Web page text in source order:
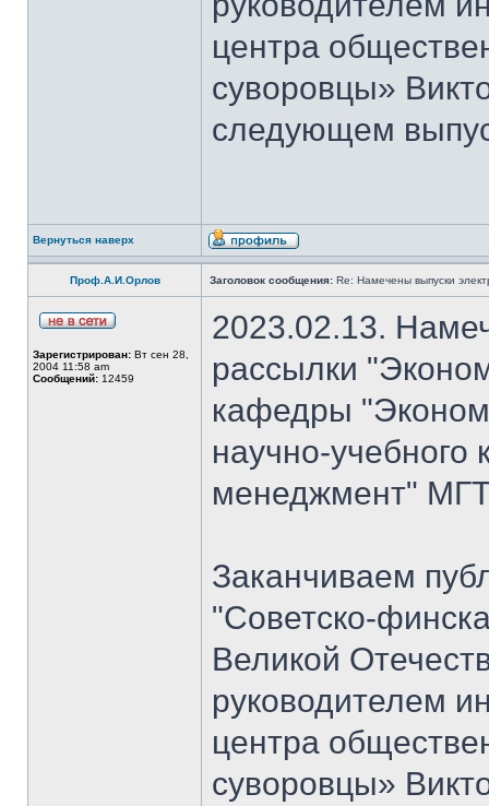
центра
суворовцы»
следующем
Вернуться наверх
Проф.А.И.Орлов Заголовок сообщения: Re: Намечены выпуски
Зарегистрирован: Вт сен 28,
2004 11:58 am
Сообщений: 12459
2023.02.13.
рассылки
кафедры
научно-
менеджмент"
Заканчиваем
"Советско-
Великой
руководителем
центра
суворовцы»